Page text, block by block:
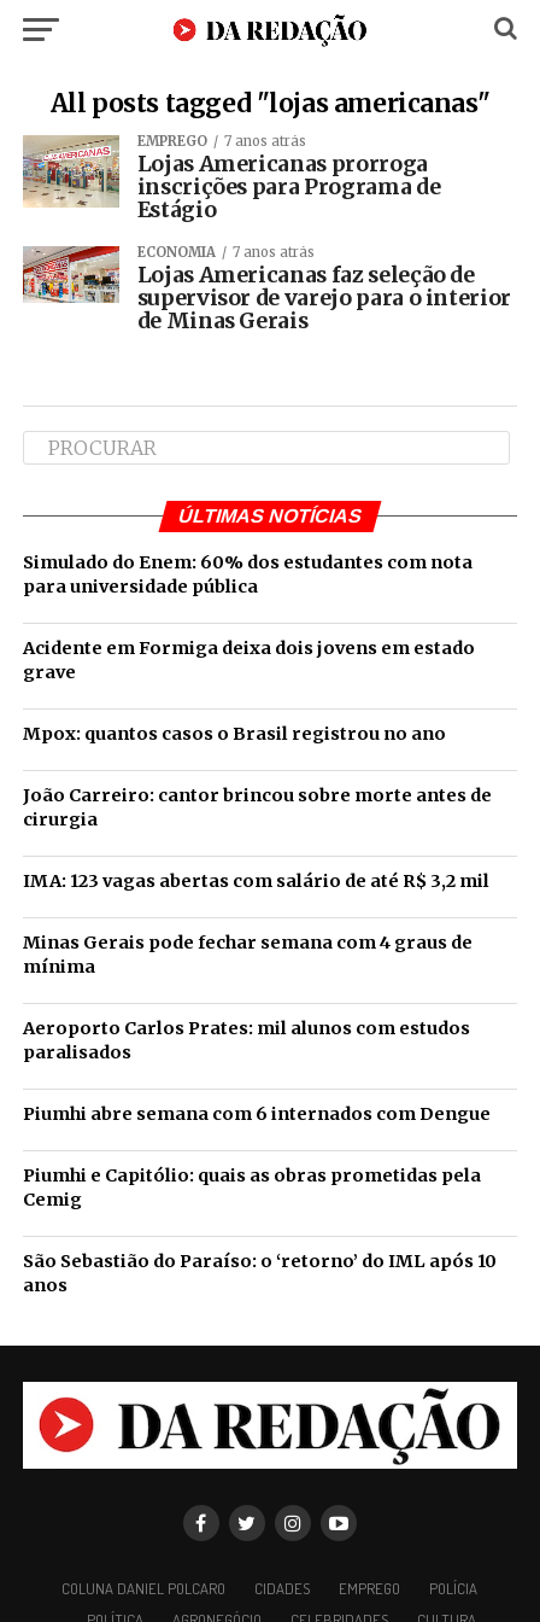
All posts tagged "lojas americanas"
EMPREGO 7 anos atrás
Lojas Americanas prorroga
inscrições para Programa de
Estágio
ECONOMIA 7 anos atrás
Lojas Americanas faz seleção de
supervisor de varejo para o interior
de Minas Gerais
ÚLTIMAS NOTÍCIAS
Simulado do Enem: 60% dos estudantes com nota
para universidade pública
Acidente em Formiga deixa dois jovens em estado
grave
Mpox: quantos casos o Brasil registrou no ano
João Carreiro: cantor brincou sobre morte antes de
cirurgia
IMA: 123 vagas abertas com salário de até R$ 3,2 mil
Minas Gerais pode fechar semana com 4 graus de
mínima
Aeroporto Carlos Prates: mil alunos com estudos
paralisados
Piumhi abre semana com 6 internados com Dengue
Piumhi e Capitólio: quais as obras prometidas pela
Cemig
São Sebastião do Paraíso: o ‘retorno’ do IML após 10
anos
COLUNA DANIEL POLCARO CIDADES EMPREGO
POLÍCIA